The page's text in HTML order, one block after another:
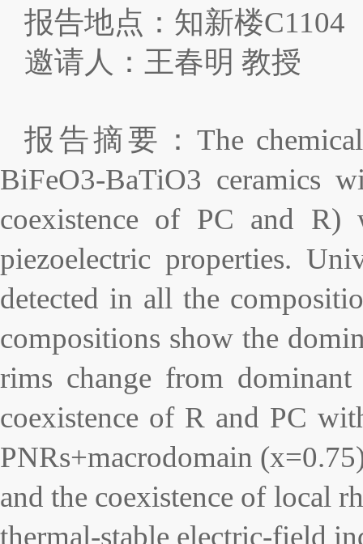
报告地点：知新楼C1104
邀请人：王春明 教授
报告摘要：The
BiFeO3-BaTiO3 ceramics
coexistence of PC and R)
piezoelectric properties.
detected in all the
compositions show the
rims change from
coexistence of R and PC
PNRs+macrodomain
and the coexistence of local
thermal-stable electric-field